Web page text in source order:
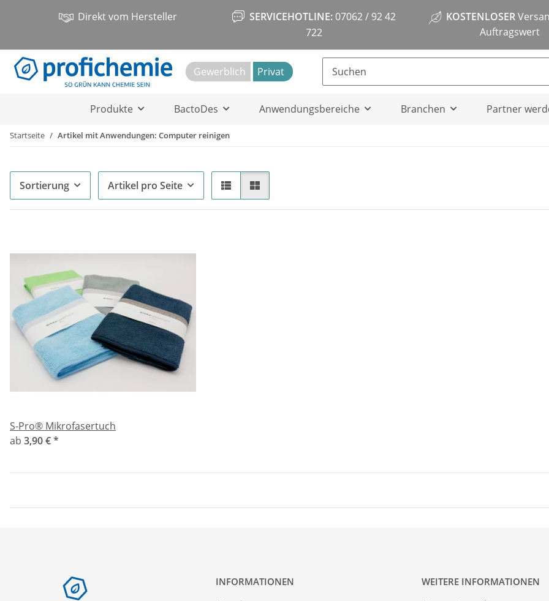
Direkt vom Hersteller SERVICEHOTLINE:07062 / 92 42
722
KOSTENLOSER
Auftragswert
Gewerblich Privat
Produkte BactoDes Anwendungsbereiche Branchen Partner
Startseite Artikel mit Anwendungen: Computer reinigen
Sortierung Artikel pro Seite
S-Pro® Mikrofasertuch
ab 3,90 €*
INFORMATIONEN
WEITERE INFORMATIONEN